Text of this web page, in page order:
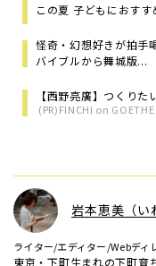
この夏 子どもにおすす
怪奇・幻想好きが拍
バイブルから舞城版...
【西野亮廣】つくり
(PR)FINCHI on GOETHE
岩本恵美（い
ライター/エディター/Webディ
東京・下町生まれの下町育